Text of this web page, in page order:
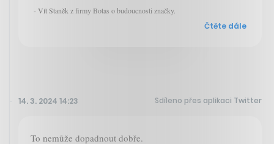
- Vít Staněk z firmy Botas o budoucnosti značky.
Čtěte dále
14. 3. 2024 14:23 Sdíleno přes aplikaci Twitter
To nemůže dopadnout dobře.